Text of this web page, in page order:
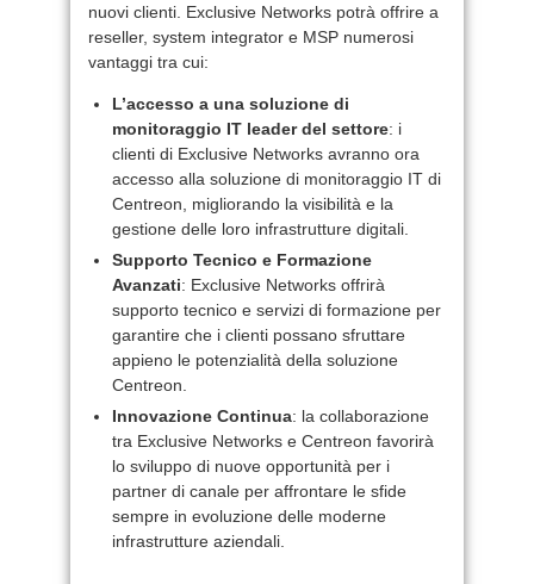
nuovi clienti. Exclusive Networks potrà offrire a
reseller, system integrator e MSP numerosi
vantaggi tra cui:
L’accesso a una soluzione di
monitoraggio IT leader del settore: i
clienti di Exclusive Networks avranno ora
accesso alla soluzione di monitoraggio IT di
Centreon, migliorando la visibilità e la
gestione delle loro infrastrutture digitali.
Supporto Tecnico e Formazione
Avanzati: Exclusive Networks offrirà
supporto tecnico e servizi di formazione per
garantire che i clienti possano sfruttare
appieno le potenzialità della soluzione
Centreon.
Innovazione Continua: la collaborazione
tra Exclusive Networks e Centreon favorirà
lo sviluppo di nuove opportunità per i
partner di canale per affrontare le sfide
sempre in evoluzione delle moderne
infrastrutture aziendali.